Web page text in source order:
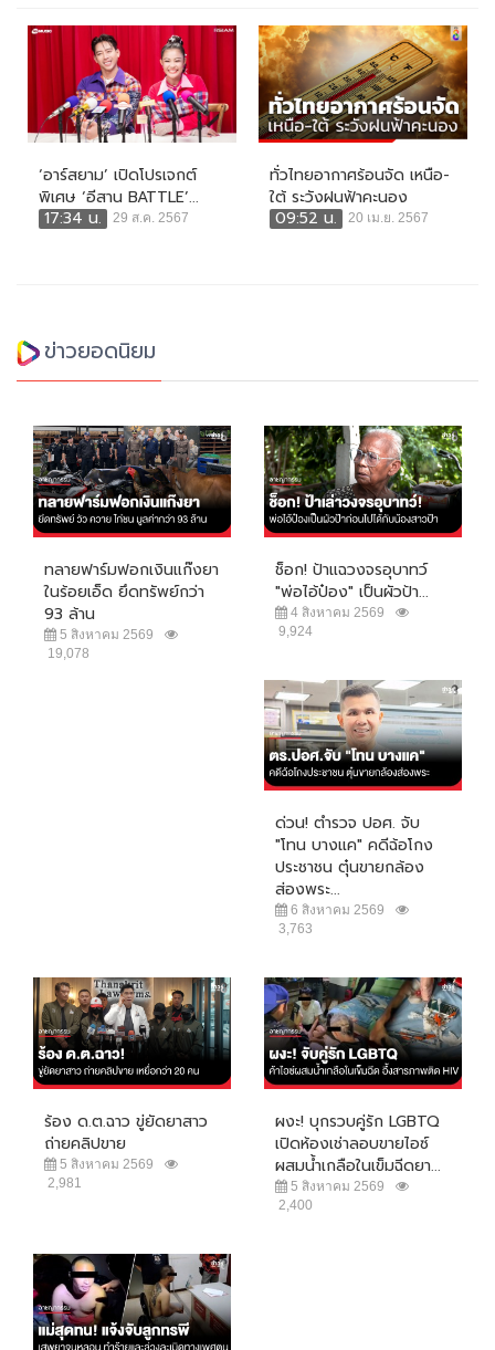
‘อาร์สยาม’ เปิดโปรเจกต์
พิเศษ ‘อีสาน BATTLE’...
17:34 น.
29 ส.ค. 2567
ทั่วไทยอากาศร้อนจัด เหนือ-
ใต้ ระวังฝนฟ้าคะนอง
09:52 น.
20 เม.ย. 2567
ข่าวยอดนิยม
ทลายฟาร์มฟอกเงินแก๊งยา
ในร้อยเอ็ด ยึดทรัพย์กว่า
93 ล้าน
5 สิงหาคม 2569
19,078
ช็อก! ป้าแฉวงจรอุบาทว์
"พ่อไอ้ป๋อง" เป็นผัวป้า...
4 สิงหาคม 2569
9,924
ด่วน! ตำรวจ ปอศ. จับ
"โทน บางแค" คดีฉ้อโกง
ประชาชน ตุ๋นขายกล้อง
ส่องพระ...
6 สิงหาคม 2569
3,763
ร้อง ด.ต.ฉาว ขู่ยัดยาสาว
ถ่ายคลิปขาย
5 สิงหาคม 2569
2,981
ผงะ! บุกรวบคู่รัก LGBTQ
เปิดห้องเช่าลอบขายไอซ์
ผสมน้ำเกลือในเข็มฉีดยา...
5 สิงหาคม 2569
2,400